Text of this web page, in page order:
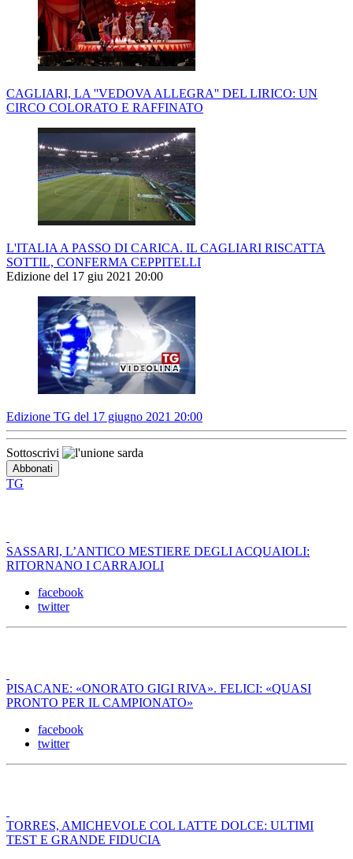
CAGLIARI, LA ''VEDOVA ALLEGRA'' DEL LIRICO: UN
CIRCO COLORATO E RAFFINATO
L'ITALIA A PASSO DI CARICA. IL CAGLIARI RISCATTA
SOTTIL, CONFERMA CEPPITELLI
Edizione del 17 giu 2021 20:00
Edizione TG del 17 giugno 2021 20:00
Sottoscrivi
TG
SASSARI, L’ANTICO MESTIERE DEGLI ACQUAIOLI:
RITORNANO I CARRAJOLI
facebook
twitter
PISACANE: «ONORATO GIGI RIVA». FELICI: «QUASI
PRONTO PER IL CAMPIONATO»
facebook
twitter
TORRES, AMICHEVOLE COL LATTE DOLCE: ULTIMI
TEST E GRANDE FIDUCIA